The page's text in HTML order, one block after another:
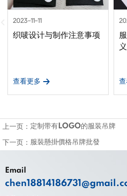
2023-11-11
织唛设计与制作注意事项
查看更多
义
上一页： 定制带有LOGO的服装吊牌
下一页： 服裝懸掛價格吊牌批發
Email